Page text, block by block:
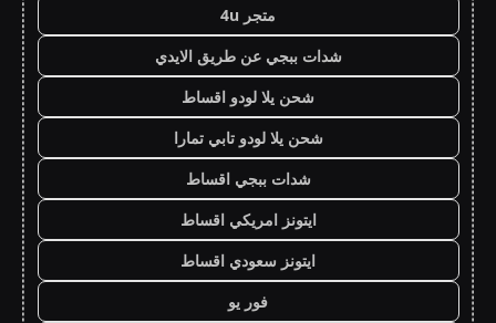
متجر 4u
شدات ببجي عن طريق الايدي
شحن يلا لودو اقساط
شحن يلا لودو تابي تمارا
شدات ببجي اقساط
ايتونز امريكي اقساط
ايتونز سعودي اقساط
فور يو